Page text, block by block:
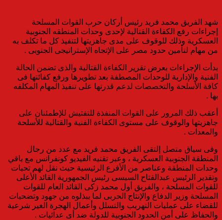
شهد الفريق محمد فريد رئيس أركان حرب القوات المسلحة
إجراءات رفع الكفاءة القتالية لإحدى وحدات المنطقه الجنوبية
العسكرية وذلك للوقوف على مدى جاهزيتها لتنفيذ كل ما تكلف به
من مهام لتأمين حدود مصر على الإتجاه الإستراتيجى الجنوبى .
بدأت الإجراءات بعرض تقرير الكفاءة القتالية والذى تضمن الحالة
الفنية والإدارية للوحدات المصطفة بعد تطويرها ورفع كفائتها فى
كافة الأسلحة والتخصصات لدعم قدرتها على تنفيذ المهام المكلفه
بها .
أعقب ذلك المرور على القوات المنفذة للتفتيش للإطمئنان على
جاهزيتها والوقوف على مستوى الكفاءة الفنية والقتالية للأسلحة
والمعدات .
وفى سياق متصل إلتقى الفريق محمد فريد مع عدد من رجال
المنطقة الجنوبية العسكرية ، وعبر تقنيه الفيديو كونفرانس مع باقي
وحدات المنطقة وعناصر من الأفرع الرئيسية حيث نقل لهم تحيات
وتقدير الرئيس عبدالفتاح السيسى رئيس الجمهورية القائد الأعلى
للقوات المسلحة ، والفريق أول محمد زكى القائد العام للقوات
المسلحة وزير الدفاع والإنتاج الحربى لما يبذلوه من جهود وتضحيات
للقضاء على عمليات التهريب والتسلل وأعمال الهجرة الغير شرعية
والحفاظ على أمن الحدود الجنوبية للدولة ضد أى عدائيات .